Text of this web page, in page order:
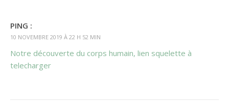
PING :
10 NOVEMBRE 2019 À 22 H 52 MIN
Notre découverte du corps humain, lien squelette à
telecharger